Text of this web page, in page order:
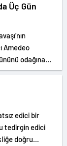
Üç Gün
Amedeo
odağına
edici bir
tedirgin edici
doğru